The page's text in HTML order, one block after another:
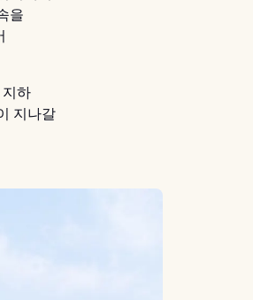
을
하
지나갈